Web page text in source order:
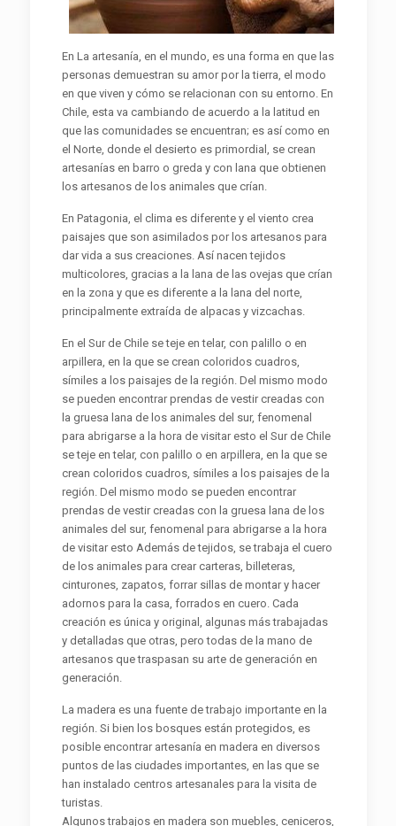
En La artesanía, en el mundo, es una forma en que las
personas demuestran su amor por la tierra, el modo
en que viven y cómo se relacionan con su entorno. En
Chile, esta va cambiando de acuerdo a la latitud en
que las comunidades se encuentran; es así como en
el Norte, donde el desierto es primordial, se crean
artesanías en barro o greda y con lana que obtienen
los artesanos de los animales que crían.
En Patagonia, el clima es diferente y el viento crea
paisajes que son asimilados por los artesanos para
dar vida a sus creaciones. Así nacen tejidos
multicolores, gracias a la lana de las ovejas que crían
en la zona y que es diferente a la lana del norte,
principalmente extraída de alpacas y vizcachas.
En el Sur de Chile se teje en telar, con palillo o en
arpillera, en la que se crean coloridos cuadros,
símiles a los paisajes de la región. Del mismo modo
se pueden encontrar prendas de vestir creadas con
la gruesa lana de los animales del sur, fenomenal
para abrigarse a la hora de visitar esto el Sur de Chile
se teje en telar, con palillo o en arpillera, en la que se
crean coloridos cuadros, símiles a los paisajes de la
región. Del mismo modo se pueden encontrar
prendas de vestir creadas con la gruesa lana de los
animales del sur, fenomenal para abrigarse a la hora
de visitar esto Además de tejidos, se trabaja el cuero
de los animales para crear carteras, billeteras,
cinturones, zapatos, forrar sillas de montar y hacer
adornos para la casa, forrados en cuero. Cada
creación es única y original, algunas más trabajadas
y detalladas que otras, pero todas de la mano de
artesanos que traspasan su arte de generación en
generación.
La madera es una fuente de trabajo importante en la
región. Si bien los bosques están protegidos, es
posible encontrar artesanía en madera en diversos
puntos de las ciudades importantes, en las que se
han instalado centros artesanales para la visita de
turistas.
Algunos trabajos en madera son muebles, ceniceros,